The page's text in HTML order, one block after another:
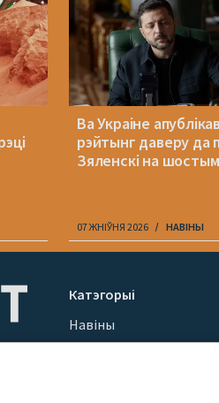
Ва Украіне
рэйтынг даверу да
Зяленскі на
07 ЖНІЎНЯ 2026 НАВІНЫ
Катэгорыі
Навіны
Вайна